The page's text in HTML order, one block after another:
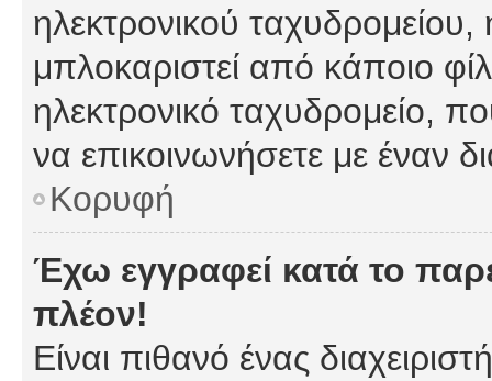
ηλεκτρονικού ταχυδρομείου,
μπλοκαριστεί από κάποιο
ηλεκτρονικό ταχυδρομείο,
να επικοινωνήσετε με έναν
Κορυφή
Έχω εγγραφεί κατά το
πλέον!
Είναι πιθανό ένας